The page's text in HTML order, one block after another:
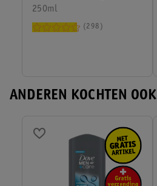
250ml
298
ANDEREN KOCHTEN OOK